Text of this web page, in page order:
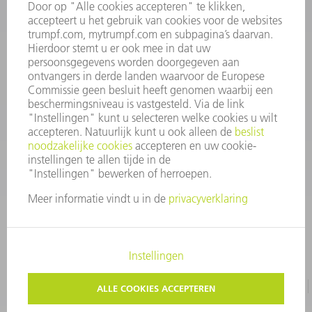
INFORMATIE
Veel gestelde vragen
Algemene voorwaarden
CONTACT
+31 88 4002 400
Ma. - vr. 8.00 - 17.00 uur
onderdelen.tnl@de.trumpf.com
GEGEVENSBESCHERMING
COPYRIGHT EN LOGO
GEBRUIKSVOORWAARDEN